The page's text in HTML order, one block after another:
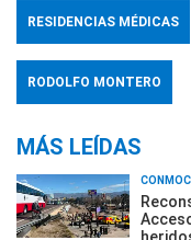
RESIDENCIAS MÉDICAS
RODOLFO MONTERO
MÁS LEÍDAS